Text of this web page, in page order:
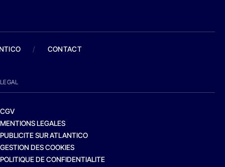
/ CONTACT
LEGAL
CGV
MENTIONS LEGALES
PUBLICITE SUR ATLANTICO
GESTION DES COOKIES
POLITIQUE DE CONFIDENTIALITE